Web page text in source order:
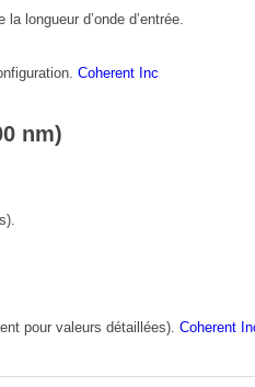
longueur d’onde d’entrée.
Coherent Inc
nm)
pour valeurs détaillées). Coherent